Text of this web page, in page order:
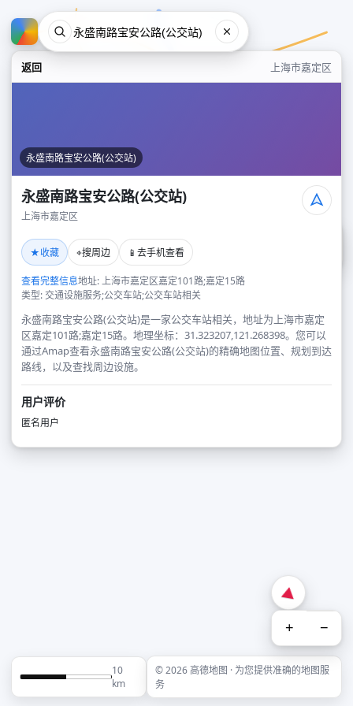
返回 上海市嘉定区
永盛南路宝安公路(公交站)
永盛南路宝安公路(公交站)
上海市嘉定区
★收藏 ⌖搜周边 📱 去手机查看
查看完整信息地址: 上海市嘉定区嘉定101路;嘉定15路
类型: 交通设施服务;公交车站;公交车站相关
永盛南路宝安公路(公交站)是一家公交车站相关，地址为上海市嘉定
区嘉定101路;嘉定15路。地理坐标：31.323207,121.268398。您可以
通过Amap查看永盛南路宝安公路(公交站)的精确地图位置、规划到达
路线，以及查找周边设施。
用户评价
匿名用户
+ −
10
km
© 2026 高德地图 · 为您提供准确的地图服
务